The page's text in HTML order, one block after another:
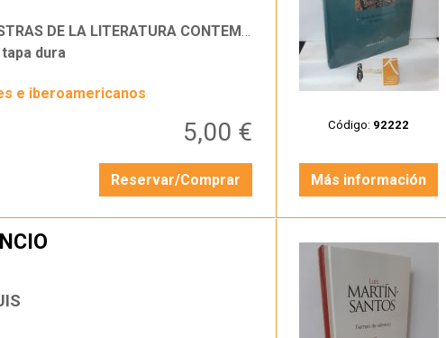
DE LA LITERATURA CONTEMPORÁNEA
tapa dura
e iberoamericanos
5,00 €
Reservar/Comprar
Código: 92222
Más información